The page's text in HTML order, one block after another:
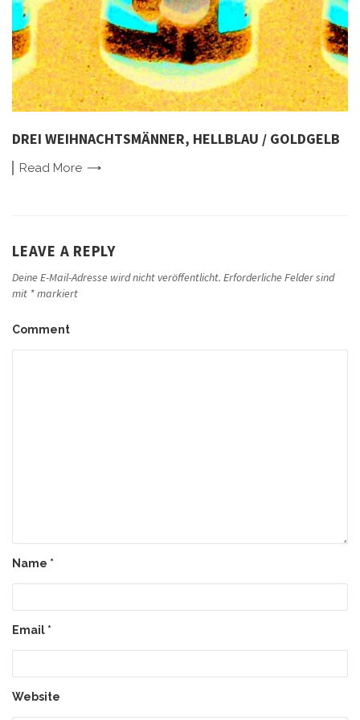
DREI WEIHNACHTSMÄNNER, HELLBLAU / GOLDGELB
Read More
LEAVE A REPLY
Deine E-Mail-Adresse wird nicht veröffentlicht. Erforderliche Felder sind
mit *markiert
Comment
Name *
Email *
Website